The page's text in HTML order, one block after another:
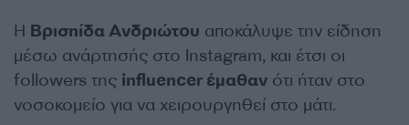
Η Βρισηίδα Ανδριώτου αποκάλυψε την είδηση
μέσω ανάρτησής στο Instagram, και έτσι οι
followers της influencer έμαθαν ότι ήταν στο
νοσοκομείο για να χειρουργηθεί στο μάτι.